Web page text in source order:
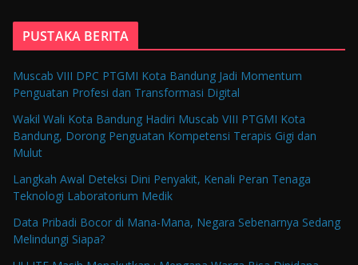
PUSTAKA BERITA
Muscab VIII DPC PTGMI Kota Bandung Jadi Momentum
Penguatan Profesi dan Transformasi Digital
Wakil Wali Kota Bandung Hadiri Muscab VIII PTGMI Kota
Bandung, Dorong Penguatan Kompetensi Terapis Gigi dan
Mulut
Langkah Awal Deteksi Dini Penyakit, Kenali Peran Tenaga
Teknologi Laboratorium Medik
Data Pribadi Bocor di Mana-Mana, Negara Sebenarnya Sedang
Melindungi Siapa?